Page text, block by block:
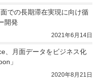
での長期滞在実現に向け循
開発
2021年6月14日
、月面データをビジネス化
」
2020年8月21日